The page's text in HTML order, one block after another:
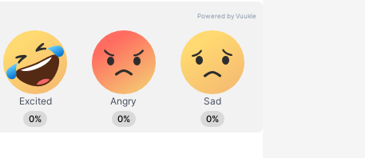
Life Skills: ప్రతి ఒక్కరికీ
అవసరమైన టాప్ 10 లైఫ్ స్కిల్స్
ఏంటో తెలుసా?